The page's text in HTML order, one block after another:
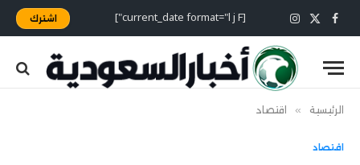
فيسبوك
X
(Twitter)
الانستغرام [current_date format="l j F"] اشترك
الرئيسية » اقتصاد
اقتصاد